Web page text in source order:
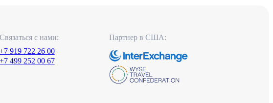
Связаться с нами:
+7 919 722 26 00
+7 499 252 00 67
Партнер в США: